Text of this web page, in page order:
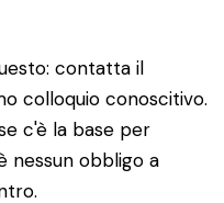
contatta il
colloquio conoscitivo.
c'è la base per
nessun obbligo a